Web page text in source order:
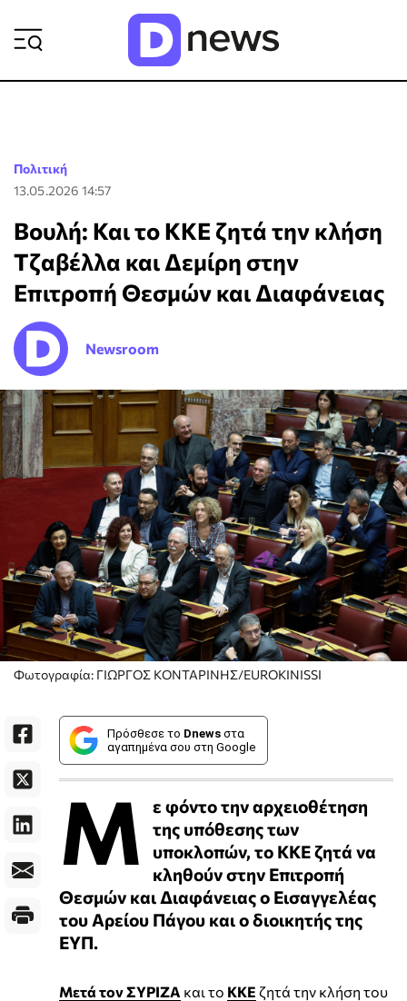
Πολιτική
13.05.2026 14:57
Βουλή: Και το ΚΚΕ ζητά την κλήση
Τζαβέλλα και Δεμίρη στην
Επιτροπή Θεσμών και Διαφάνειας
Newsroom
Φωτογραφία: ΓΙΩΡΓΟΣ ΚΟΝΤΑΡΙΝΗΣ/EUROKINISSI
Πρόσθεσε το Dnews στα
αγαπημένα σου στη Google
Μ
ε φόντο την αρχειοθέτηση
της υπόθεσης των
υποκλοπών, το ΚΚΕ ζητά να
κληθούν στην Επιτροπή
Θεσμών και Διαφάνειας ο Εισαγγελέας
του Αρείου Πάγου και ο διοικητής της
ΕΥΠ.
Μετά τον ΣΥΡΙΖΑ και το ΚΚΕ ζητά την κλήση του